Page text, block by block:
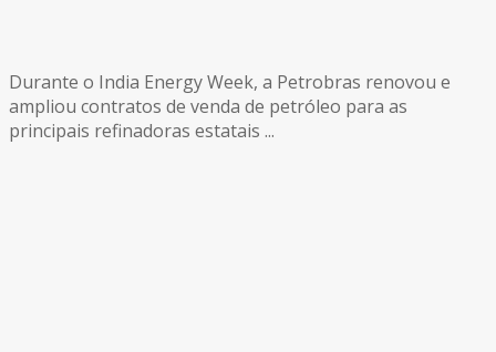
Durante o India Energy Week, a Petrobras renovou e
ampliou contratos de venda de petróleo para as
principais refinadoras estatais ...